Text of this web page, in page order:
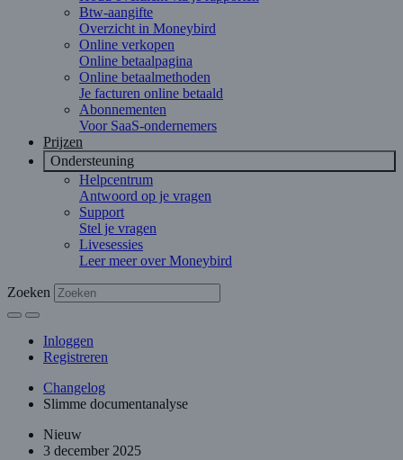
Btw-aangifte
Overzicht in Moneybird
Online verkopen
Online betaalpagina
Online betaalmethoden
Je facturen online betaald
Abonnementen
Voor SaaS-ondernemers
Prijzen
Ondersteuning
Helpcentrum
Antwoord op je vragen
Support
Stel je vragen
Livesessies
Leer meer over Moneybird
Zoeken
Inloggen
Registreren
Changelog
Slimme documentanalyse
Nieuw
3 december 2025